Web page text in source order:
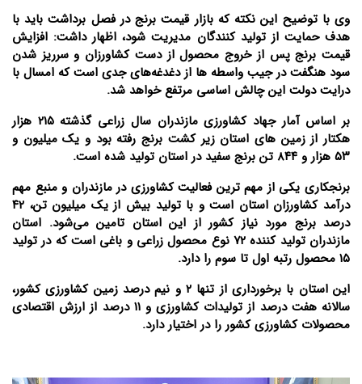
وی با توضیح این نکته که بازار قیمت برنج در فصل برداشت باید با
هدف حمایت از تولید کنندگان مدیریت شود، اظهار داشت: افزایش
قیمت برنج پس از خروج محصول از دست کشاورزان و سرریز شدن
سود هنگفت در جیب واسطه ها از دغدغه‌های جدی است که امسال با
درایت دولت این چالش اساسی مرتفع خواهد شد.
بر اساس آمار جهاد کشاورزی مازندران سال زراعی گذشته ۲۱۵ هزار
هکتار از زمین های استان زیر کشت برنج رفته بود و یک میلیون و
۵۳ هزار و ۸۴۴ تن برنج سفید در استان تولید شده است.
برنجکاری یکی از مهم ترین فعالیت کشاورزی در مازندران و منبع مهم
درآمد کشاورزان استان است و با تولید بیش از یک میلیون تن، ۴۲
درصد برنج مورد نیاز کشور از این استان تامین می‌شود. استان
مازندران تولید کننده ۷۲ نوع محصول زراعی و باغی است که در تولید
۱۵ محصول رتبه اول تا سوم را دارد.
این استان با برخورداری از تنها ۲ و نیم درصد زمین کشاورزی کشور،
سالانه هفت درصد از تولیدات کشاورزی و ۱۱ درصد از ارزش اقتصادی
محصولات کشاورزی کشور را در اختیار دارد.